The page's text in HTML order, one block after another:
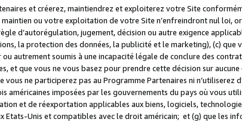
et créerez, maintiendrez et exploiterez votre Site
ou votre exploitation de votre Site n’enfreindront nul loi,
d’autorégulation, jugement, décision ou autre exigence
la protection des données, la publicité et le marketing), (c) que
autrement soumis à une incapacité légale de conclure des
et que vous ne vous basez pour prendre cette décision sur
ne participerez pas au Programme Partenaires ni n’utiliserez
américaines imposées par les gouvernements du pays où vous
et de réexportation applicables aux biens, logiciels,
Unis et compatibles avec le droit américain; et (g) que les